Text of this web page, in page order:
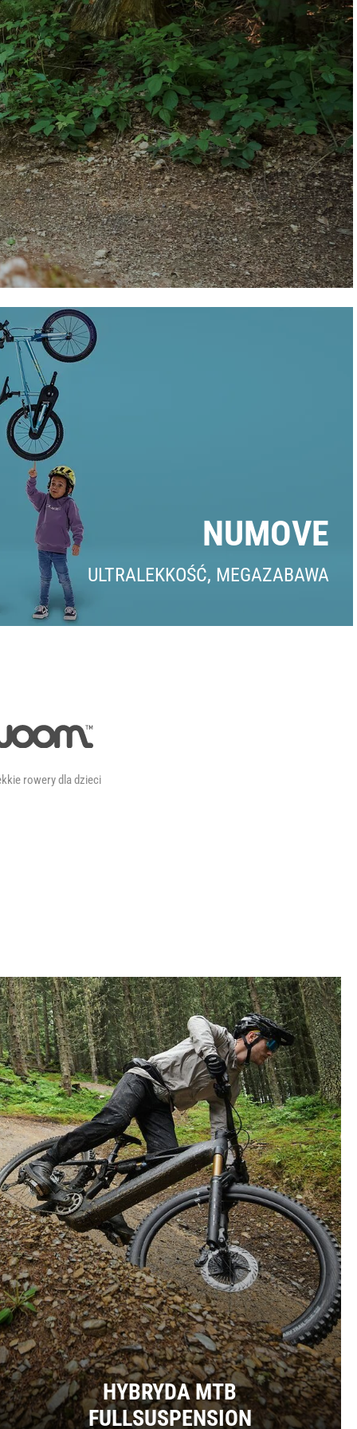
NUMOVE
ULTRALEKKOŚĆ, MEGAZABAWA
rowery dla dzieci
HYBRYDA MTB
FULLSUSPENSION